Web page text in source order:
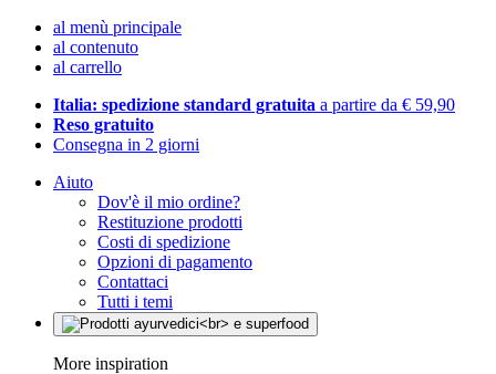
al menù principale
al contenuto
al carrello
Italia: spedizione standard gratuita a partire da € 59,90
Reso gratuito
Consegna in 2 giorni
Aiuto
Dov'è il mio ordine?
Restituzione prodotti
Costi di spedizione
Opzioni di pagamento
Contattaci
Tutti i temi
More inspiration